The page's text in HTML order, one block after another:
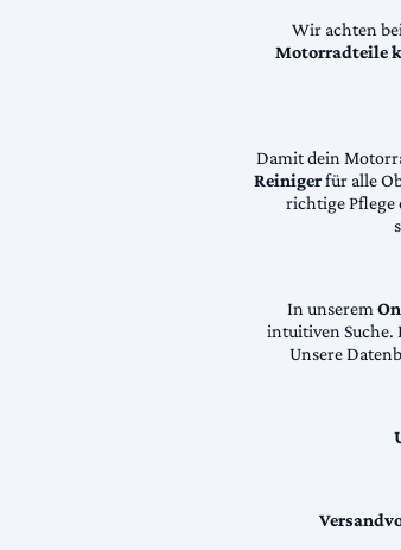
Wir achten
Motorradteile
Damit dein
Reinigerfür alle
richtige
In unserem
intuitiven Suche.
Unsere